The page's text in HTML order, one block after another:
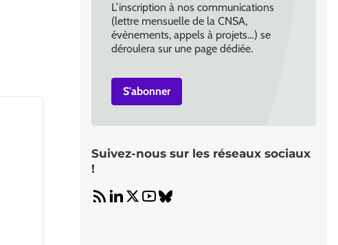
L’inscription à nos communications
(lettre mensuelle de la CNSA,
évènements, appels à projets…) se
déroulera sur une page dédiée.
S'abonner
Suivez-nous sur les réseaux sociaux
!